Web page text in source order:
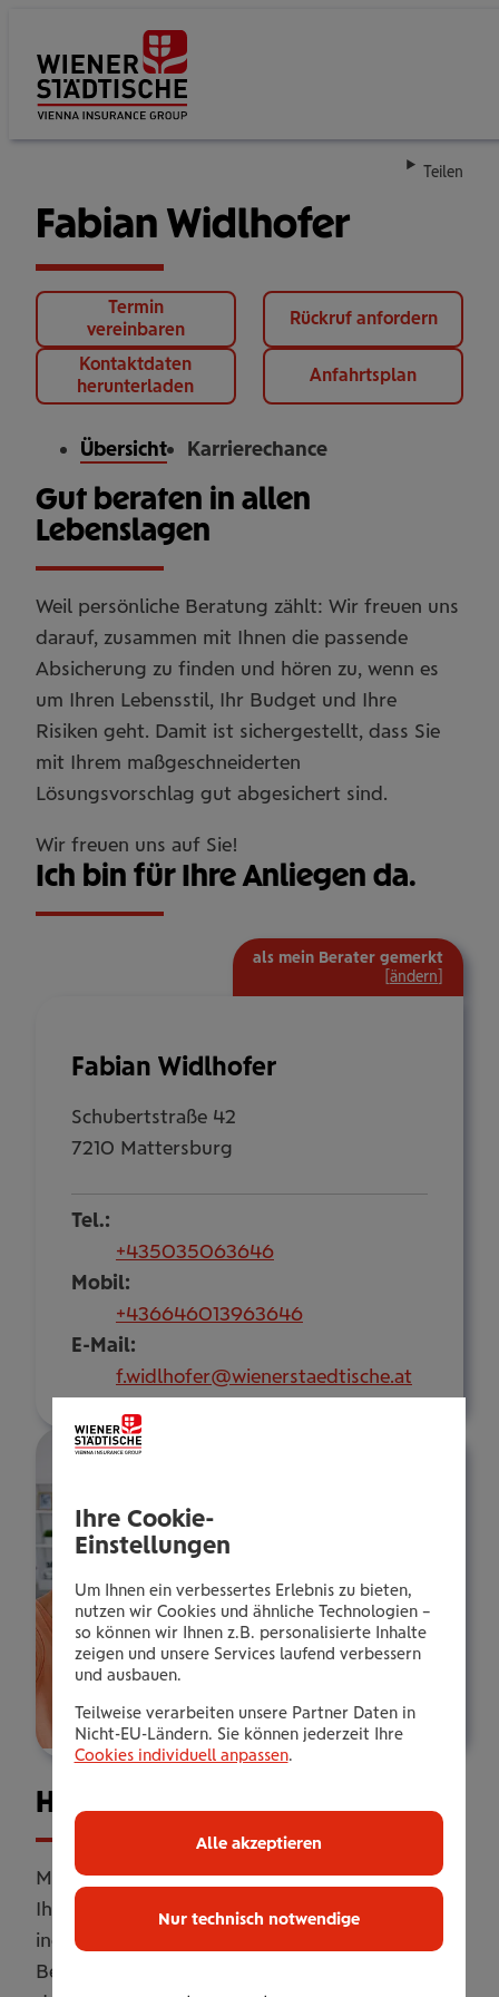
Teilen
Fabian Widlhofer
Termin
vereinbaren
Rückruf anfordern
Kontaktdaten
herunterladen
Anfahrtsplan
Übersicht Karrierechance
Gut beraten in allen
Lebenslagen
Weil persönliche Beratung zählt: Wir freuen uns
darauf, zusammen mit Ihnen die passende
Absicherung zu finden und hören zu, wenn es
um Ihren Lebensstil, Ihr Budget und Ihre
Risiken geht. Damit ist sichergestellt, dass Sie
mit Ihrem maßgeschneiderten
Lösungsvorschlag gut abgesichert sind.
Wir freuen uns auf Sie!
Ich bin für Ihre Anliegen da.
Fabian Widlhofer
Schubertstraße 42
7210 Mattersburg
Tel.:
+435035063646
Mobil:
+436646013963646
E-Mail:
f.widlhofer@wienerstaedtische.at
als mein Berater gemerkt
ändern
Haus­halts­ver­si­che­rung
Mit unserer Haushaltsversicherung sichern Sie
Ihr Zuhause umfassend ab. Online oder
individuell erweitert mit persönlicher
Betreuung. Flexibel anpassbar, damit Sie genau
Ihre Cookie-
Einstellungen
Um Ihnen ein verbessertes Erlebnis zu bieten,
nutzen wir Cookies und ähnliche Technologien –
so können wir Ihnen z.B. personalisierte Inhalte
zeigen und unsere Services laufend verbessern
und ausbauen.
Teilweise verarbeiten unsere Partner Daten in
Nicht-EU-Ländern. Sie können jederzeit Ihre
Cookies individuell anpassen.
Nur technisch notwendige
Alle akzeptieren